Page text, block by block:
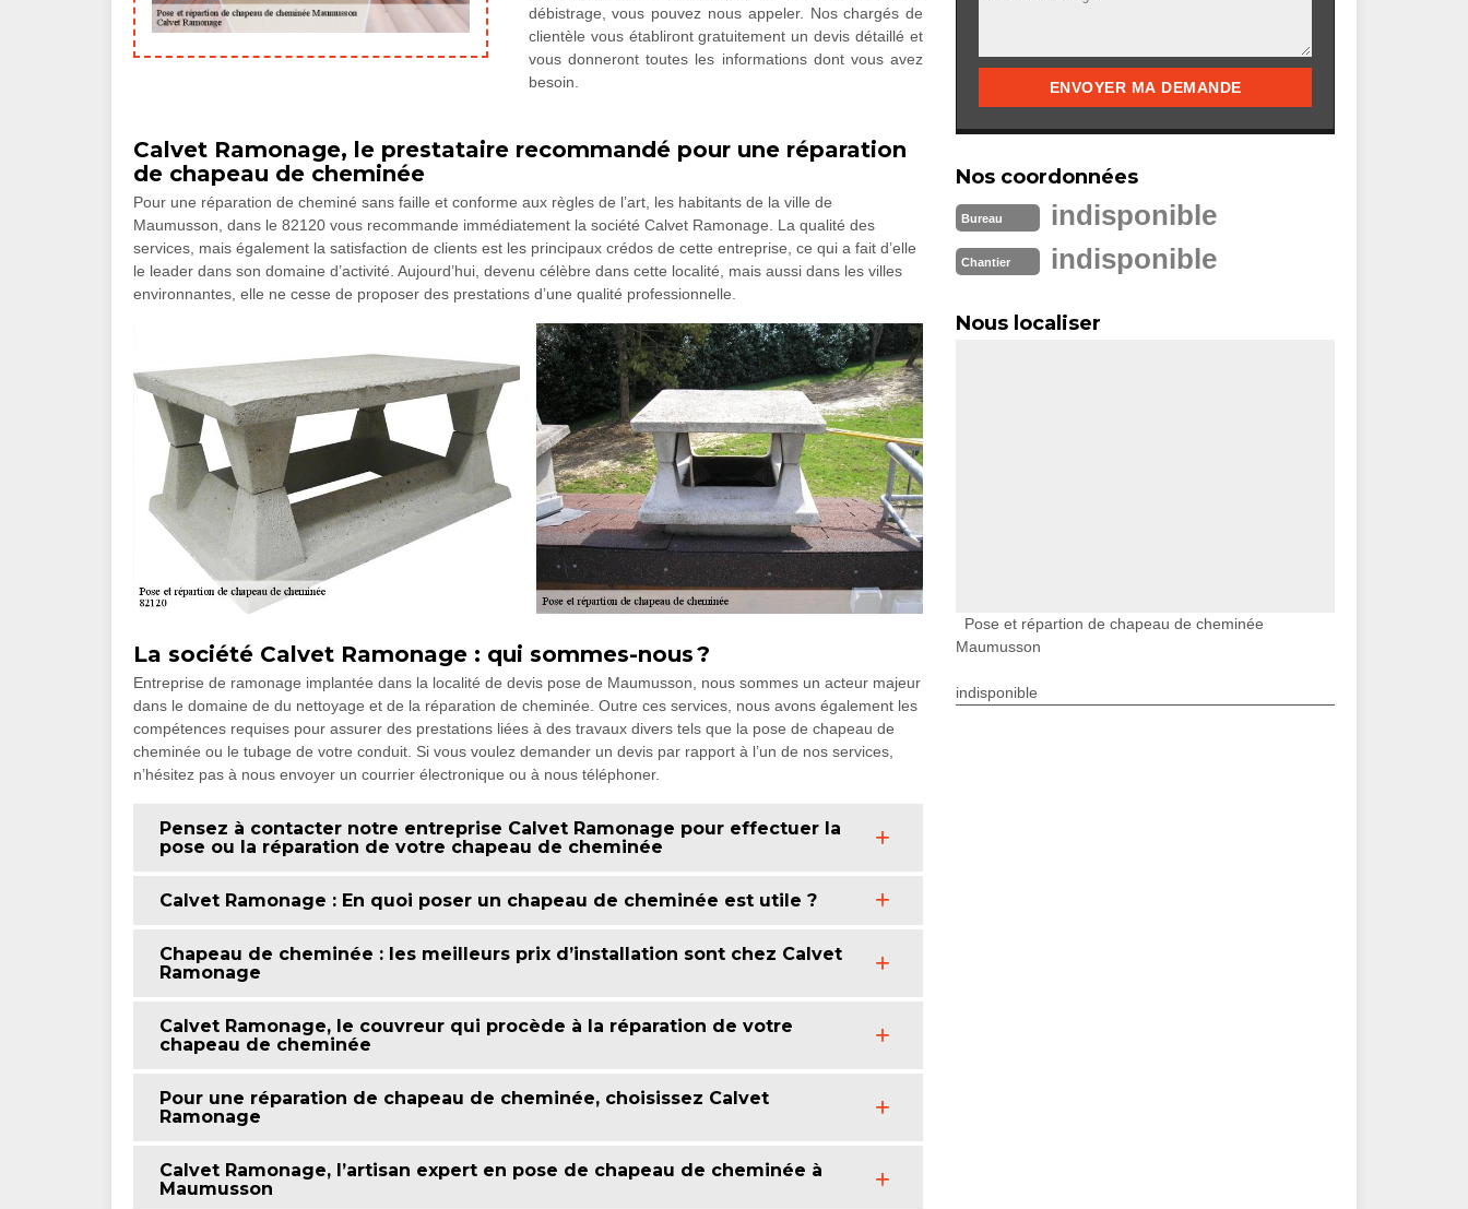
débistrage, vous pouvez nous appeler. Nos chargés de
clientèle vous établiront gratuitement un devis détaillé et
vous donneront toutes les informations dont vous avez
besoin.
Calvet Ramonage, le prestataire recommandé pour une réparation
de chapeau de cheminée
Pour une réparation de cheminé sans faille et conforme aux règles de l’art, les habitants de la ville de
Maumusson, dans le 82120 vous recommande immédiatement la société Calvet Ramonage. La qualité des
services, mais également la satisfaction de clients est les principaux crédos de cette entreprise, ce qui a fait d’elle
le leader dans son domaine d’activité. Aujourd’hui, devenu célèbre dans cette localité, mais aussi dans les villes
environnantes, elle ne cesse de proposer des prestations d’une qualité professionnelle.
La société Calvet Ramonage : qui sommes-nous ?
Entreprise de ramonage implantée dans la localité de devis pose de Maumusson, nous sommes un acteur majeur
dans le domaine de du nettoyage et de la réparation de cheminée. Outre ces services, nous avons également les
compétences requises pour assurer des prestations liées à des travaux divers tels que la pose de chapeau de
cheminée ou le tubage de votre conduit. Si vous voulez demander un devis par rapport à l’un de nos services,
n’hésitez pas à nous envoyer un courrier électronique ou à nous téléphoner.
Pensez à contacter notre entreprise Calvet Ramonage pour effectuer la
pose ou la réparation de votre chapeau de cheminée
Calvet Ramonage : En quoi poser un chapeau de cheminée est utile ?
Chapeau de cheminée : les meilleurs prix d’installation sont chez Calvet
Ramonage
Calvet Ramonage, le couvreur qui procède à la réparation de votre
chapeau de cheminée
Pour une réparation de chapeau de cheminée, choisissez Calvet
Ramonage
Calvet Ramonage, l’artisan expert en pose de chapeau de cheminée à
Maumusson
Nos coordonnées
Bureau indisponible
Chantier indisponible
Nous localiser
Pose et répartion de chapeau de cheminée
Maumusson
indisponible